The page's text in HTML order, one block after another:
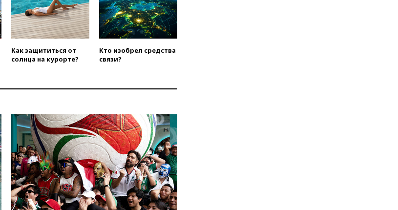
вчера, 18:54ТАСС: Украина
лишится половины аграрного
экспорта из-за простоя в
портах Одессы
вчера, 18:18 БПЛА повторно
атаковали Белгород
Моджтабой Хаменеи,
опубликованное сегодня,
снято давно
вчера, 16:47Сирия и Россия
договорились о присутствии
российских военных баз в
республике
вчера, 16:16Bloomberg: США
потратят 400 млн долларов на
Как защититься от
солнца на курорте?
Кто изобрел средства
связи?